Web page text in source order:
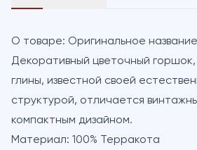
О товаре: Оригинальное название
Декоративный цветочный горшок,
глины, известной своей
структурой, отличается
компактным дизайном.
Материал: 100% Терракота